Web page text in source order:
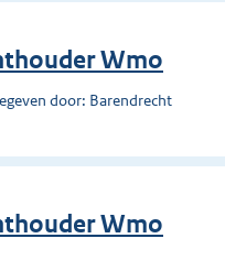
Wmo
door: Barendrecht
Wmo